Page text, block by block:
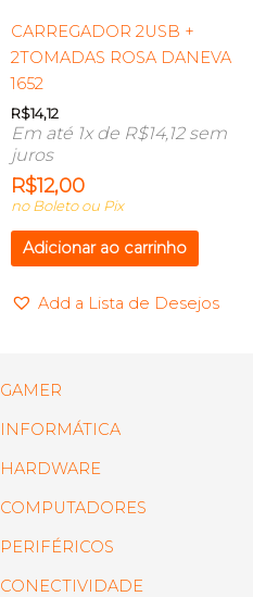
CARREGADOR 2USB +
2TOMADAS ROSA DANEVA
1652
R$14,12
Em até 1x de R$14,12sem
juros
R$12,00
no Boleto ou Pix
Adicionar ao carrinho
Add a Lista de Desejos
GAMER
INFORMÁTICA
HARDWARE
COMPUTADORES
PERIFÉRICOS
CONECTIVIDADE